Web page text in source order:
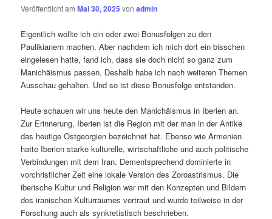
Veröffentlicht amMai 30, 2025 vonadmin
Eigentlich wollte ich ein oder zwei Bonusfolgen zu den
Paulikianern machen. Aber nachdem ich mich dort ein bisschen
eingelesen hatte, fand ich, dass sie doch nicht so ganz zum
Manichäismus passen. Deshalb habe ich nach weiteren Themen
Ausschau gehalten. Und so ist diese Bonusfolge entstanden.
Heute schauen wir uns heute den Manichäismus in Iberien an.
Zur Erinnerung, Iberien ist die Region mit der man in der Antike
das heutige Ostgeorgien bezeichnet hat. Ebenso wie Armenien
hatte Iberien starke kulturelle, wirtschaftliche und auch politische
Verbindungen mit dem Iran. Dementsprechend dominierte in
vorchristlicher Zeit eine lokale Version des Zoroastrismus. Die
iberische Kultur und Religion war mit den Konzepten und Bildern
des iranischen Kulturraumes vertraut und wurde teilweise in der
Forschung auch als synkretistisch beschrieben.